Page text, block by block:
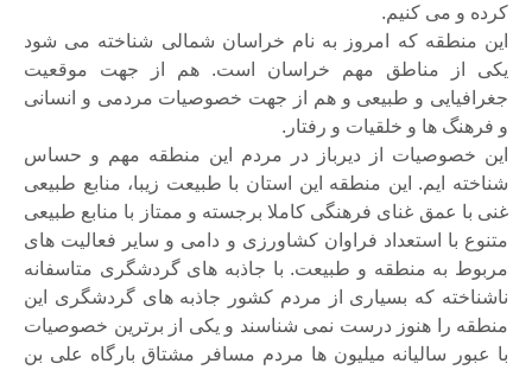
کرده و می کنیم.
این منطقه که امروز به نام خراسان شمالی شناخته می شود
یکی از مناطق مهم خراسان است. هم از جهت موقعیت
جغرافیایی و طبیعی و هم از جهت خصوصیات مردمی و انسانی
و فرهنگ ها و خلقیات و رفتار.
این خصوصیات از دیرباز در مردم این منطقه مهم و حساس
شناخته ایم. این منطقه این استان با طبیعت زیبا، منابع طبیعی
غنی با عمق غنای فرهنگی کاملا برجسته و ممتاز با منابع طبیعی
متنوع با استعداد فراوان کشاورزی و دامی و سایر فعالیت های
مربوط به منطقه و طبیعت. با جاذبه های گردشگری متاسفانه
ناشناخته که بسیاری از مردم کشور جاذبه های گردشگری این
منطقه را هنوز درست نمی شناسند و یکی از برترین خصوصیات
با عبور سالیانه میلیون ها مردم مسافر مشتاق بارگاه علی بن